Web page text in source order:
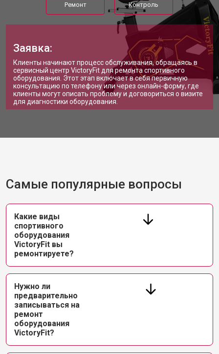
Ремонт Контроль
Заявка:
Клиенты начинают процесс обслуживания, обращаясь в
сервисный центр VictoryFit для ремонта спортивного
оборудования. Этот этап включает в себя первичную
консультацию по телефону или через онлайн-форму, где
клиенты могут описать проблему и договориться о визите
для диагностики оборудования.
Самые популярные вопросы
Какие виды
спортивного
оборудования
VictoryFit вы
ремонтируете?
Нужно ли
предварительно
записываться на
ремонт
оборудования
VictoryFit?